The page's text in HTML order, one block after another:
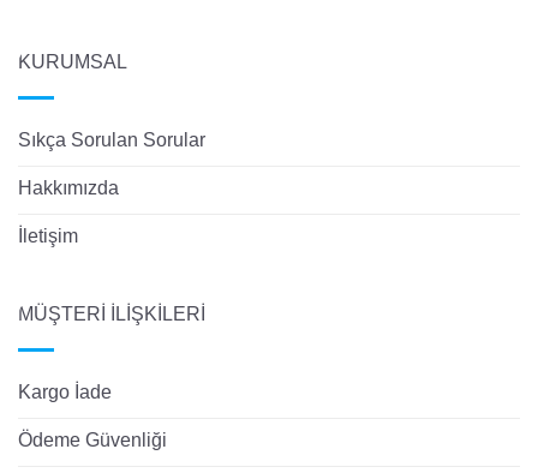
KURUMSAL
Sıkça Sorulan Sorular
Hakkımızda
İletişim
MÜŞTERİ İLİŞKİLERİ
Kargo İade
Ödeme Güvenliği